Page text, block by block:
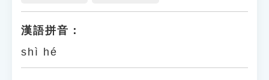
貓頭鷹博士
漢語拼音：
shì hé